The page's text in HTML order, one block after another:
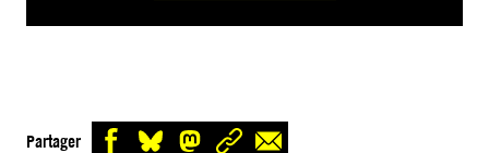
Partager